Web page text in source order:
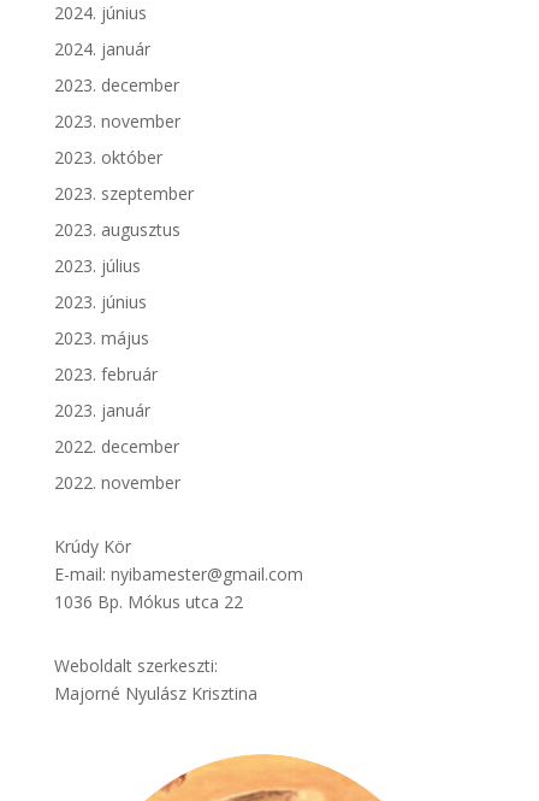
2024. június
2024. január
2023. december
2023. november
2023. október
2023. szeptember
2023. augusztus
2023. július
2023. június
2023. május
2023. február
2023. január
2022. december
2022. november
Krúdy Kör
E-mail: nyibamester@gmail.com
1036 Bp. Mókus utca 22
Weboldalt szerkeszti:
Majorné Nyulász Krisztina